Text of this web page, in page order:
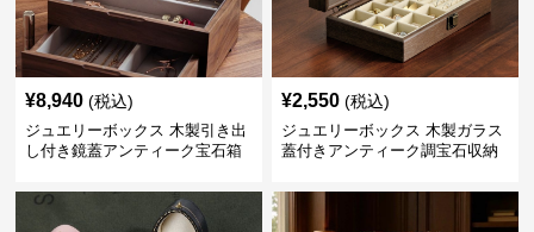
¥8,940 (税込)
ジュエリーボックス 木製引き出
し付き鏡蓋アンティーク宝石箱
¥2,550 (税込)
ジュエリーボックス 木製ガラス
蓋付きアンティーク調宝石収納